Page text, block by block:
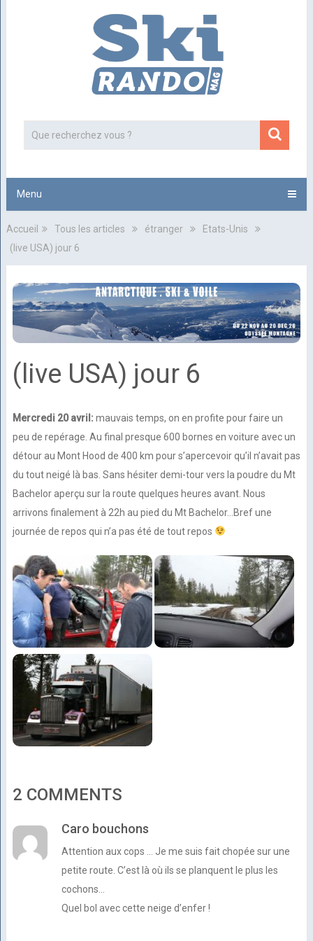
Menu
Accueil Tous les articles étranger
Etats-Unis
(live USA) jour 6
(live USA) jour 6
Mercredi 20 avril: mauvais temps, on en profite pour faire un
peu de repérage. Au final presque 600 bornes en voiture avec un
détour au Mont Hood de 400 km pour s’apercevoir qu’il n’avait pas
du tout neigé là bas. Sans hésiter demi-tour vers la poudre du Mt
Bachelor aperçu sur la route quelques heures avant. Nous
arrivons finalement à 22h au pied du Mt Bachelor…Bref une
journée de repos qui n’a pas été de tout repos
2 COMMENTS
Caro bouchons
Attention aux cops … Je me suis fait chopée sur une
petite route. C’est là où ils se planquent le plus les
cochons…
Quel bol avec cette neige d’enfer !